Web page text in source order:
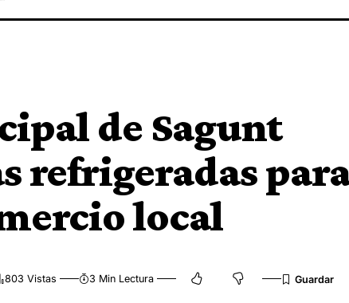
de Sagunt
refrigeradas
local
803 Vistas 3 Min Lectura